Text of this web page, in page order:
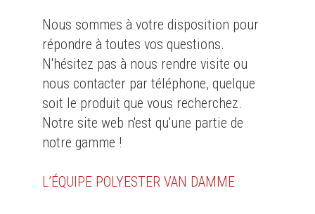
Nous sommes à votre disposition pour
répondre à toutes vos questions.
N'hésitez pas à nous rendre visite ou
nous contacter par téléphone, quelque
soit le produit que vous recherchez.
Notre site web n'est qu'une partie de
notre gamme !
L’ÉQUIPE POLYESTER VAN DAMME